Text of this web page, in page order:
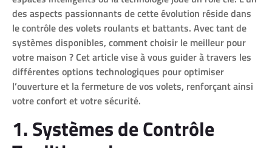
des aspects passionnants de cette évolution réside dans
le contrôle des volets roulants et battants. Avec tant de
systèmes disponibles, comment choisir le meilleur pour
votre maison ? Cet article vise à vous guider à travers les
différentes options technologiques pour optimiser
l’ouverture et la fermeture de vos volets, renforçant ainsi
votre confort et votre sécurité.
1. Systèmes de Contrôle